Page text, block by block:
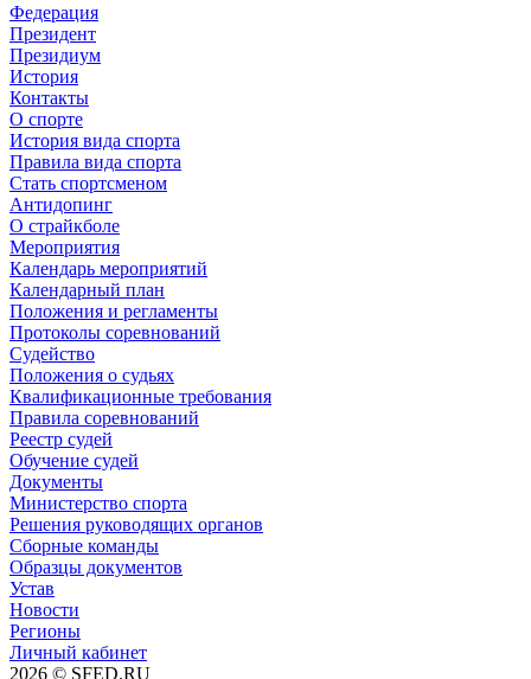
Федерация
Президент
Президиум
История
Контакты
О спорте
История вида спорта
Правила вида спорта
Стать спортсменом
Антидопинг
О страйкболе
Мероприятия
Календарь мероприятий
Календарный план
Положения и регламенты
Протоколы соревнований
Судейство
Положения о судьях
Квалификационные требования
Правила соревнований
Реестр судей
Обучение судей
Документы
Министерство спорта
Решения руководящих органов
Сборные команды
Образцы документов
Устав
Новости
Регионы
Личный кабинет
2026 © SFED.RU